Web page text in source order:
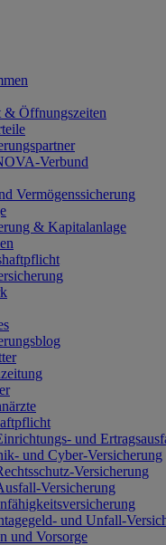
& Öffnungszeiten
Verbund
Vermögenssicherung
& Kapitalanlage
und
und Cyber-Versicherung
Versicherung
Versicherung
und Unfall-
und Vorsorge